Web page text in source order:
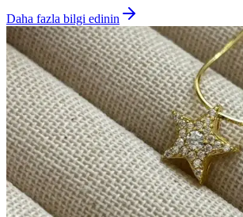
Daha fazla bilgi edinin